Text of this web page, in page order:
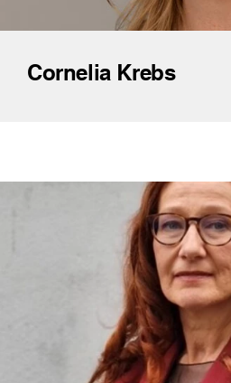
Cornelia Krebs